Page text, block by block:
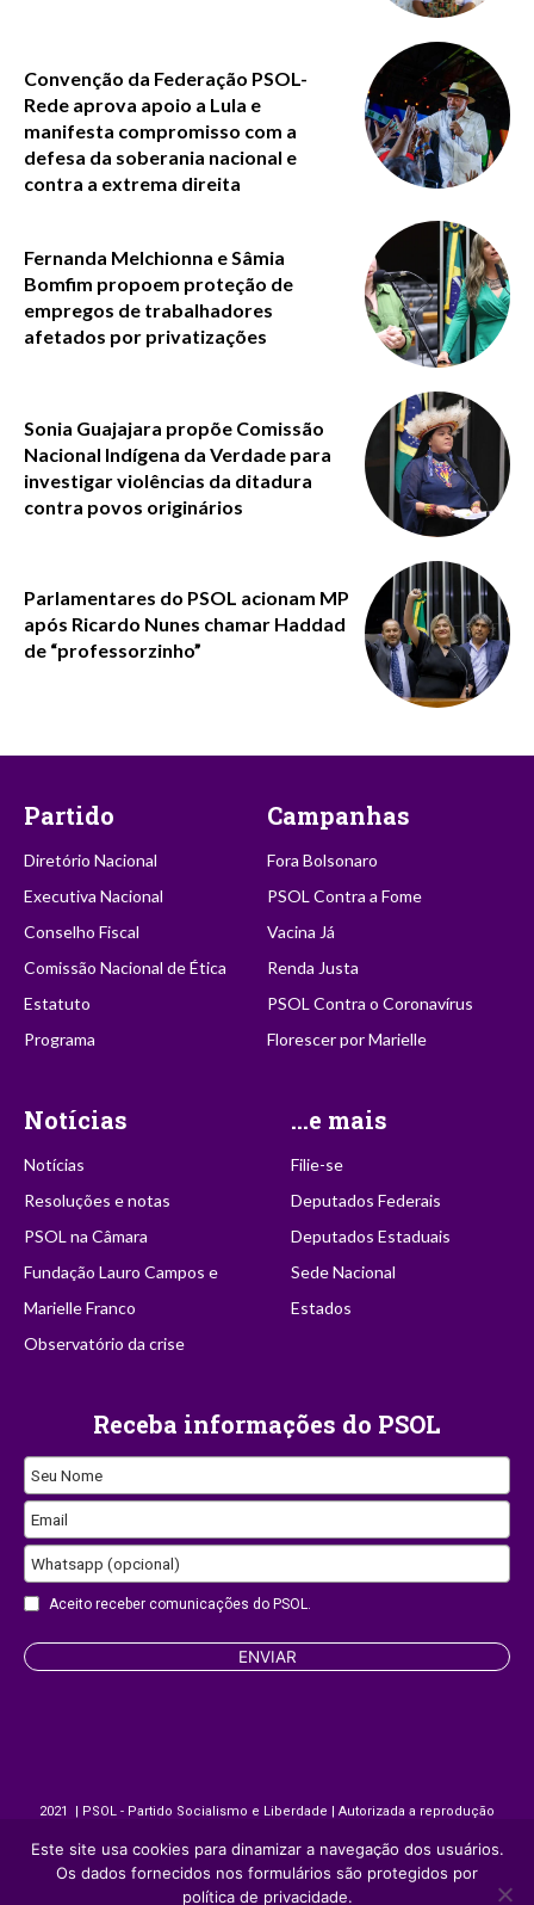
Convenção da Federação PSOL-
Rede aprova apoio a Lula e
manifesta compromisso com a
defesa da soberania nacional e
contra a extrema direita
Fernanda Melchionna e Sâmia
Bomfim propoem proteção de
empregos de trabalhadores
afetados por privatizações
Sonia Guajajara propõe Comissão
Nacional Indígena da Verdade para
investigar violências da ditadura
contra povos originários
Parlamentares do PSOL acionam MP
após Ricardo Nunes chamar Haddad
de “professorzinho”
Partido
Diretório Nacional
Executiva Nacional
Conselho Fiscal
Comissão Nacional de Ética
Estatuto
Programa
Campanhas
Fora Bolsonaro
PSOL Contra a Fome
Vacina Já
Renda Justa
PSOL Contra o Coronavírus
Florescer por Marielle
Notícias
Notícias
Resoluções e notas
PSOL na Câmara
Fundação Lauro Campos e
Marielle Franco
Observatório da crise
...e mais
Filie-se
Deputados Federais
Deputados Estaduais
Sede Nacional
Estados
Receba informações do PSOL
Seu Nome
Contact
Email
Email
Whatsapp (opcional)
Aceito receber comunicações do PSOL.
ENVIAR
2021 | PSOL - Partido Socialismo e Liberdade | Autorizada a reprodução
Site desenvolvido porAppmobi
Este site usa cookies para dinamizar a navegação dos usuários.
Os dados fornecidos nos formulários são protegidos por
política de privacidade.